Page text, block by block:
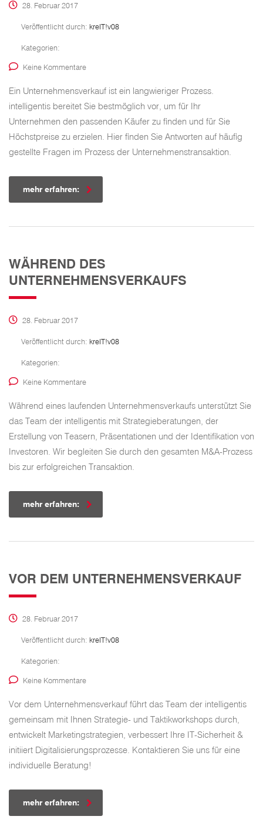
28. Februar 2017
Veröffentlicht durch: kreIT!v08
Kategorien:
Keine Kommentare
Ein Unternehmensverkauf ist ein langwieriger Prozess.
intelligentis bereitet Sie bestmöglich vor, um für Ihr
Unternehmen den passenden Käufer zu finden und für Sie
Höchstpreise zu erzielen. Hier finden Sie Antworten auf häufig
gestellte Fragen im Prozess der Unternehmenstransaktion.
mehr erfahren:
WÄHREND DES
UNTERNEHMENSVERKAUFS
28. Februar 2017
Veröffentlicht durch: kreIT!v08
Kategorien:
Keine Kommentare
Während eines laufenden Unternehmensverkaufs unterstützt Sie
das Team der intelligentis mit Strategieberatungen, der
Erstellung von Teasern, Präsentationen und der Identifikation von
Investoren. Wir begleiten Sie durch den gesamten M&A-Prozess
bis zur erfolgreichen Transaktion.
mehr erfahren:
VOR DEM UNTERNEHMENSVERKAUF
28. Februar 2017
Veröffentlicht durch: kreIT!v08
Kategorien:
Keine Kommentare
Vor dem Unternehmensverkauf führt das Team der intelligentis
gemeinsam mit Ihnen Strategie- und Taktikworkshops durch,
entwickelt Marketingstrategien, verbessert Ihre IT-Sicherheit &
initiiert Digitalisierungsprozesse. Kontaktieren Sie uns für eine
individuelle Beratung!
mehr erfahren: